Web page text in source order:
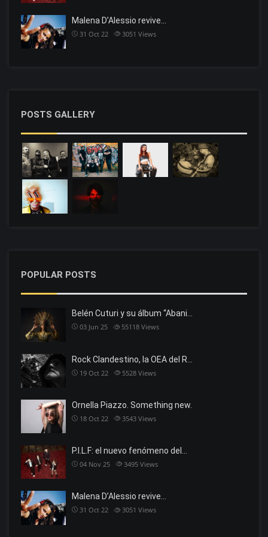
Malena D’Alessio revive…
31 Oct 22 3051 Views
POSTS GALLERY
POPULAR POSTS
Belén Cuturi y su álbum “Abani…
03 Jun 25 55118 Views
Rock Clandestino, la OEA del R…
19 Oct 22 5528 Views
Ornella Piazzo. Something new.
18 Oct 22 3543 Views
P.I.L.F: el nuevo fenómeno del…
04 Nov 25 3495 Views
Malena D’Alessio revive…
31 Oct 22 3051 Views